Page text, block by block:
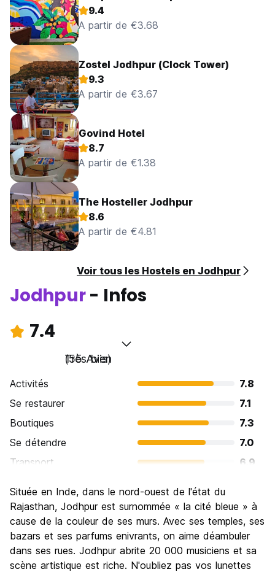
9.4
A partir de €3.68
Zostel Jodhpur (Clock Tower)
9.3
A partir de €3.67
Govind Hotel
8.7
A partir de €1.38
The Hosteller Jodhpur
8.6
A partir de €4.81
Voir tous les Hostels en Jodhpur
Jodhpur- Infos
7.4
Très bien
(55 Avis)
Activités
7.8
Se restaurer
7.1
Boutiques
7.3
Se détendre
7.0
Transport
6.9
Culture
8.4
Sortir le soir / faire la fête
5.2
Bonnes affaires
8.1
Située en Inde, dans le nord-ouest de l'état du
Rajasthan, Jodhpur est surnommée « la cité bleue » à
cause de la couleur de ses murs. Avec ses temples, ses
bazars et ses parfums enivrants, on aime déambuler
dans ses rues. Jodhpur abrite 20 000 musiciens et sa
scène artistique est riche. N'oubliez pas vos lunettes